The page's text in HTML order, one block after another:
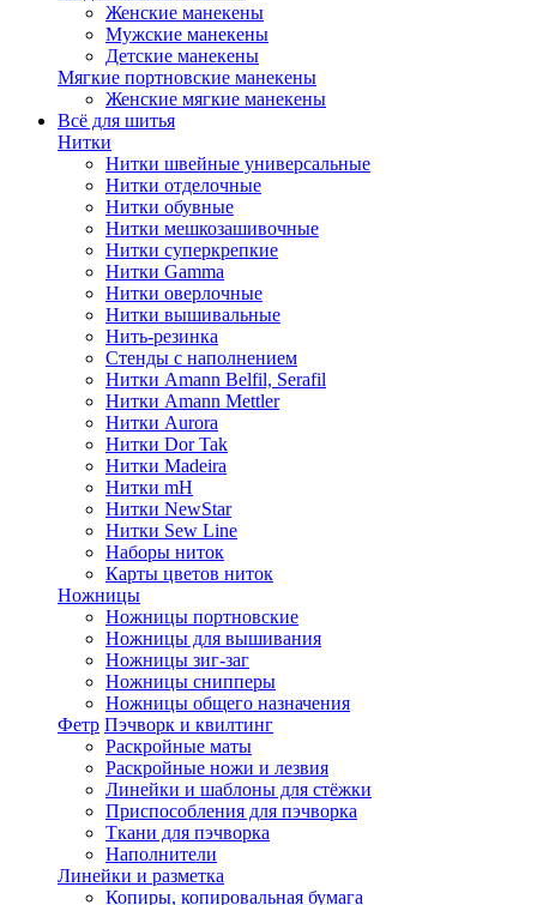
Женские манекены
Мужские манекены
Детские манекены
Мягкие портновские манекены
Женские мягкие манекены
Всё для шитья
Нитки
Нитки швейные универсальные
Нитки отделочные
Нитки обувные
Нитки мешкозашивочные
Нитки суперкрепкие
Нитки Gamma
Нитки оверлочные
Нитки вышивальные
Нить-резинка
Стенды с наполнением
Нитки Amann Belfil, Serafil
Нитки Amann Mettler
Нитки Aurora
Нитки Dor Tak
Нитки Madeira
Нитки mH
Нитки NewStar
Нитки Sew Line
Наборы ниток
Карты цветов ниток
Ножницы
Ножницы портновские
Ножницы для вышивания
Ножницы зиг-заг
Ножницы снипперы
Ножницы общего назначения
Фетр Пэчворк и квилтинг
Раскройные маты
Раскройные ножи и лезвия
Линейки и шаблоны для стёжки
Приспособления для пэчворка
Ткани для пэчворка
Наполнители
Линейки и разметка
Копиры, копировальная бумага